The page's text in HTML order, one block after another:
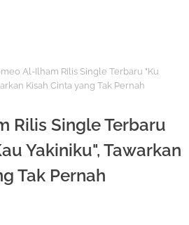
Al-Ilham Rilis Single Terbaru "Ku
Kisah Cinta yang Tak Pernah
Rilis Single Terbaru
Yakiniku", Tawarkan
Tak Pernah